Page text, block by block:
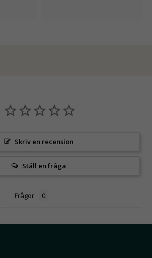
Skriv en recension
Ställ en fråga
Frågor